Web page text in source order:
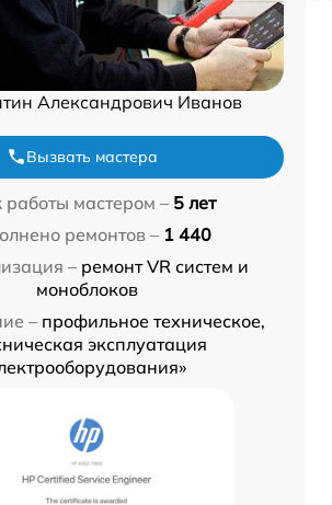
Александрович Иванов
Вызвать мастера
работы мастером – 5 лет
ремонтов – 1 440
– ремонт VR систем и
моноблоков
– профильное техническое,
эксплуатация